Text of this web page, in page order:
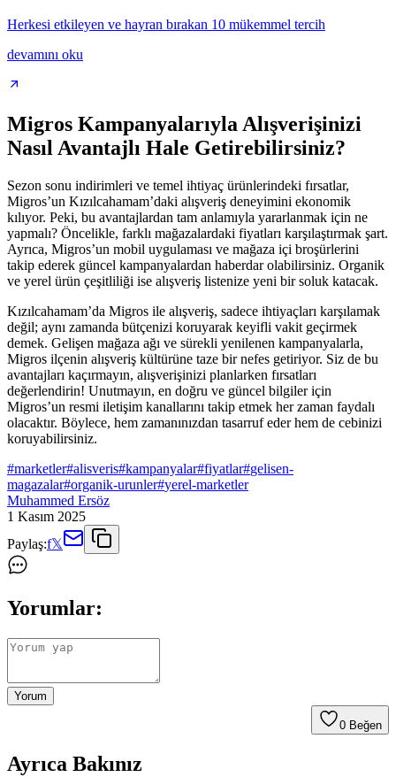
Herkesi etkileyen ve hayran bırakan 10 mükemmel tercih
devamını oku
Migros Kampanyalarıyla Alışverişinizi
Nasıl Avantajlı Hale Getirebilirsiniz?
Sezon sonu indirimleri ve temel ihtiyaç ürünlerindeki fırsatlar,
Migros’un Kızılcahamam’daki alışveriş deneyimini ekonomik
kılıyor. Peki, bu avantajlardan tam anlamıyla yararlanmak için ne
yapmalı? Öncelikle, farklı mağazalardaki fiyatları karşılaştırmak şart.
Ayrıca, Migros’un mobil uygulaması ve mağaza içi broşürlerini
takip ederek güncel kampanyalardan haberdar olabilirsiniz. Organik
ve yerel ürün çeşitliliği ise alışveriş listenize yeni bir soluk katacak.
Kızılcahamam’da Migros ile alışveriş, sadece ihtiyaçları karşılamak
değil; aynı zamanda bütçenizi koruyarak keyifli vakit geçirmek
demek. Gelişen mağaza ağı ve sürekli yenilenen kampanyalarla,
Migros ilçenin alışveriş kültürüne taze bir nefes getiriyor. Siz de bu
avantajları kaçırmayın, alışverişinizi planlarken fırsatları
değerlendirin! Unutmayın, en doğru ve güncel bilgiler için
Migros’un resmi iletişim kanallarını takip etmek her zaman faydalı
olacaktır. Böylece, hem zamanınızdan tasarruf eder hem de cebinizi
koruyabilirsiniz.
#marketler#alisveris#kampanyalar#fiyatlar#gelisen-
magazalar#organik-urunler#yerel-marketler
Muhammed Ersöz
1 Kasım 2025
Paylaş:f𝕏
Yorumlar:
Yorum
0 Beğen
Ayrıca Bakınız